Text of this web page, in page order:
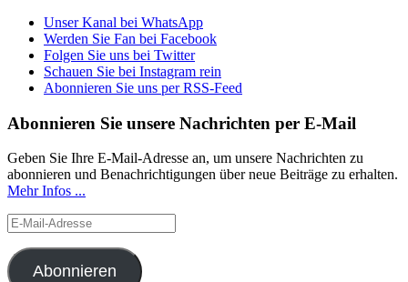
Unser Kanal bei WhatsApp
Werden Sie Fan bei Facebook
Folgen Sie uns bei Twitter
Schauen Sie bei Instagram rein
Abonnieren Sie uns per RSS-Feed
Abonnieren Sie unsere Nachrichten per E-Mail
Geben Sie Ihre E-Mail-Adresse an, um unsere Nachrichten zu
abonnieren und Benachrichtigungen über neue Beiträge zu erhalten.
Mehr Infos ...
E-
Mail-
Adresse
Abonnieren